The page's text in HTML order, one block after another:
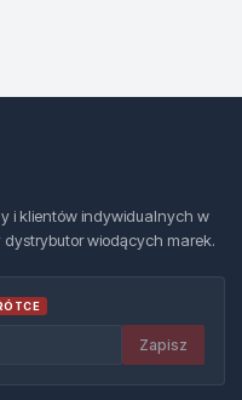
i klientów indywidualnych w
wiodących marek.
Zapisz